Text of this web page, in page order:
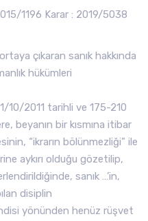
1196 Karar : 2019/5038
çıkaran sanık hakkında
hükümleri
10/2011 tarihli ve 175-210
beyanın bir kısmına itibar
“ikrarın bölünmezliği” ile
aykırı olduğu gözetilip,
sanık …’in,
disiplin
yönünden henüz rüşvet